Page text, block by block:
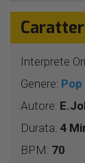
Interprete
Genere:
Autore:
Durata: 4
BPM: 70